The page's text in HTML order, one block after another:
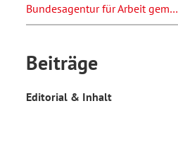
Bundesagentur für Arbeit gem…
Beiträge
Editorial & Inhalt